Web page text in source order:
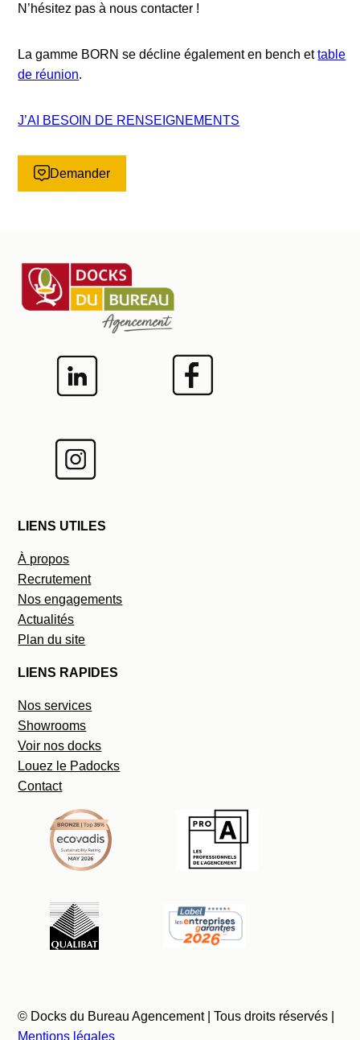
N’hésitez pas à nous contacter !
La gamme BORN se décline également en bench ettable
de réunion.
J’AI BESOIN DE RENSEIGNEMENTS
Demander
LIENS UTILES
À propos
Recrutement
Nos engagements
Actualités
Plan du site
LIENS RAPIDES
Nos services
Showrooms
Voir nos docks
Louez le Padocks
Contact
© Docks du Bureau Agencement | Tous droits réservés |
Mentions légales